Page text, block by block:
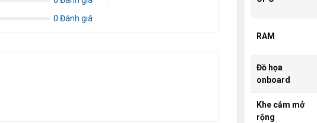
0 Đánh giá
RAM
Đồ họa
onboard
Khe cắm mở
rộng